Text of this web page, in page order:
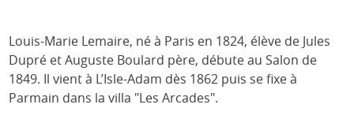
Louis-Marie Lemaire, né à Paris en 1824, élève de Jules
Dupré et Auguste Boulard père, débute au Salon de
1849. Il vient à L’Isle-Adam dès 1862 puis se fixe à
Parmain dans la villa "Les Arcades".